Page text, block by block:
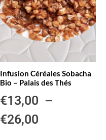
Infusion Céréales Sobacha
Bio – Palais des Thés
€13,00 –
€26,00